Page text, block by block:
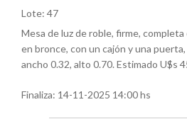
Lote: 47
Mesa de luz de roble, firme,
en bronce, con un cajón y una
ancho 0.32, alto 0.70. Estimado U$s
Finaliza: 14-11-2025 14:00 hs